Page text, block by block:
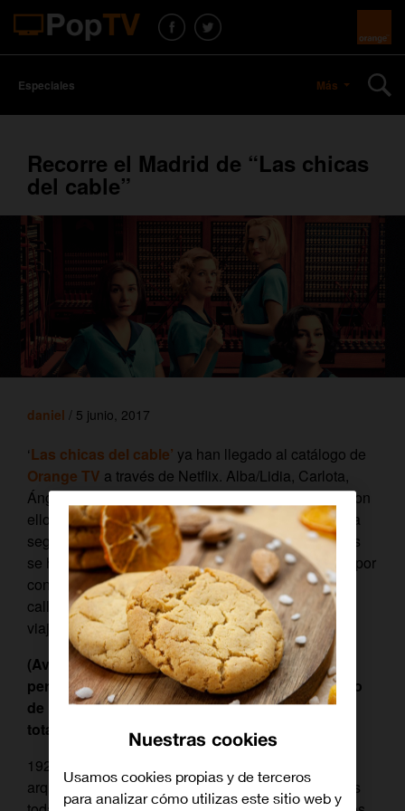
Especiales Más
Recorre el Madrid de “Las chicas
del cable”
daniel / 5 junio, 2017
‘Las chicas del cable’ ya han llegado al catálogo de
Orange TV a través de Netflix. Alba/Lidia, Carlota,
Ángeles y Marga han entrado en nuestras vidas y con
ello la expectación por saber qué será de ellas en la
segunda temporada. Todavía queda mucho, apenas
se ha estrenado la ficción de Bambú, pero el mono por
conocer qué sucederá nos hace buscarlas por las
calles deMadridhasta encontrarlas. ¿Te vienes de
viaje con nosotros?
(Aviso: Este post no contiene spoilers directos,
pero es recomendable haber visto algún capítulo
de la ficción para poder entender con mayor
totalidad su contenido)
1928 no está tan lejano como parece de la
arquitectura madrileña. Por sus calles más céntricas
Nuestras cookies
Usamos cookies propias y de terceros
para analizar cómo utilizas este sitio web y